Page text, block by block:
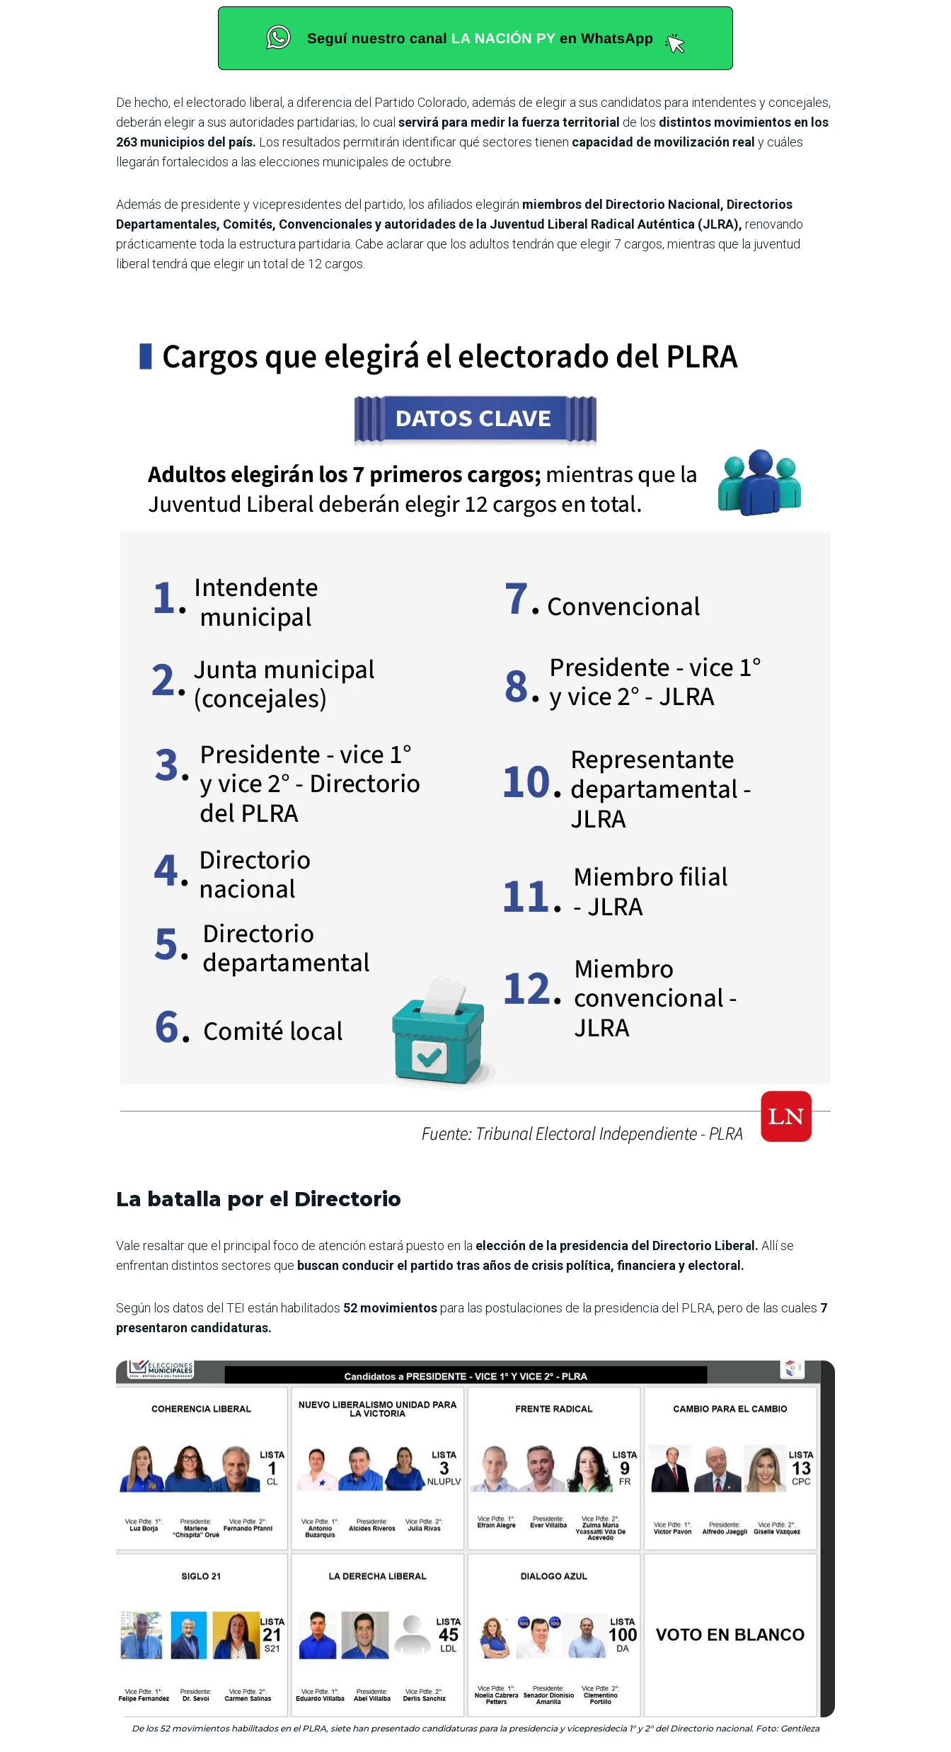
De hecho, el electorado liberal, a diferencia del Partido Colorado, además de elegir a sus candidatos para intendentes y concejales,
deberán elegir a sus autoridades partidarias; lo cual servirá para medir la fuerza territorial de los distintos movimientos en los
263 municipios del país. Los resultados permitirán identificar qué sectores tienen capacidad de movilización real y cuáles
llegarán fortalecidos a las elecciones municipales de octubre.
Además de presidente y vicepresidentes del partido, los afiliados elegirán miembros del Directorio Nacional, Directorios
Departamentales, Comités, Convencionales y autoridades de la Juventud Liberal Radical Auténtica (JLRA), renovando
prácticamente toda la estructura partidaria. Cabe aclarar que los adultos tendrán que elegir 7 cargos, mientras que la juventud
liberal tendrá que elegir un total de 12 cargos.
La batalla por el Directorio
Vale resaltar que el principal foco de atención estará puesto en la elección de la presidencia del Directorio Liberal. Allí se
enfrentan distintos sectores que buscan conducir el partido tras años de crisis política, financiera y electoral.
Según los datos del TEI están habilitados 52 movimientospara las postulaciones de la presidencia del PLRA, pero de las cuales 7
presentaron candidaturas.
De los 52 movimientos habilitados en el PLRA, siete han presentado candidaturas para la presidencia y vicepresidecia 1° y 2° del Directorio nacional. Foto: Gentileza